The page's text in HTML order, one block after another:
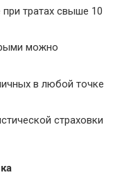
тратах свыше 10
можно
в любой точке
страховки